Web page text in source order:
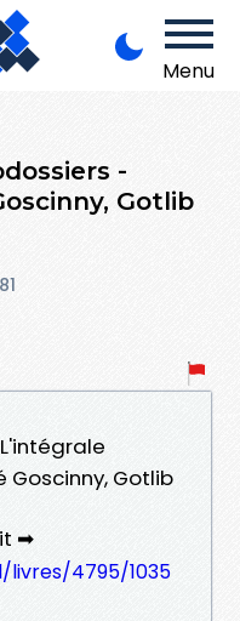
Menu
-
Gotlib
Goscinny, Gotlib
➡
4795/1035